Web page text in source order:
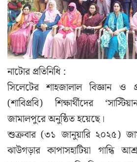
নাটোর প্রতিনিধি :
সিলেটের শাহজালাল বিজ্ঞান ও
(শাবিপ্রবি) শিক্ষার্থীদের
জামালপুরে অনুষ্ঠিত হয়েছে।
শুক্রবার (৩১ জানুয়ারি ২০২৫)
ঝাউগড়ার কাপাসহাটিয়া গান্ধি